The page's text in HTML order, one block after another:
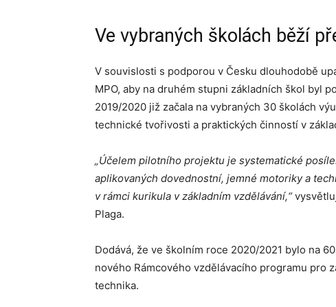
Ve vybraných školách běží
V souvislosti s podporou v Česku dlouhodobě
MPO, aby na druhém stupni základních škol byl
2019/2020 již začala na vybraných 30 školách
technické tvořivosti a praktických činností v
„Účelem pilotního projektu je systematické
aplikovaných dovednostní, jemné motoriky a
v rámci kurikula v základním vzdělávání,“
Plaga.
Dodává, že ve školním roce 2020/2021 bylo na
nového Rámcového vzdělávacího programu pro
technika.